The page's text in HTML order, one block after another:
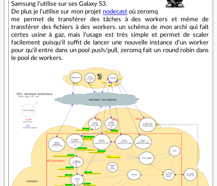
Samsung l'utilise sur ses Galaxy S3.
De plus je l'utilise sur mon projet nodecastoù zeromq
me permet de transférer des tâches à des workers et même de
transférer des fichiers à des workers. un schéma de mon archi qui fait
certes usine à gaz, mais l'usage est très simple et permet de scaler
facilement puisqu'il suffit de lancer une nouvelle instance d'un worker
pour qu'il entre dans un pool push/pull, zeromq fait un round robin dans
le pool de workers.